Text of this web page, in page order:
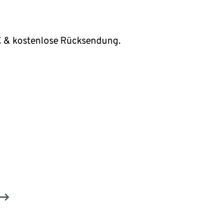
kostenlose Rücksendung.